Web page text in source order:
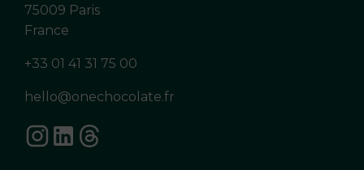
75009 Paris
France
+33 01 41 31 75 00
hello@onechocolate.fr